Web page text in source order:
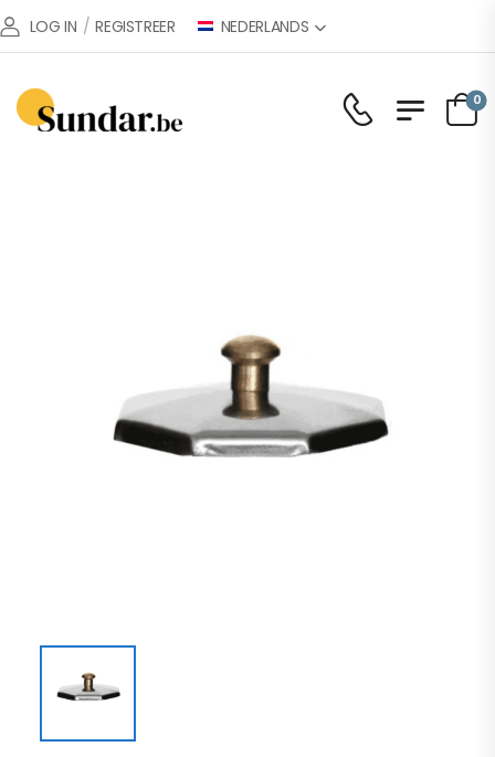
LOG IN / REGISTREER NEDERLANDS
0